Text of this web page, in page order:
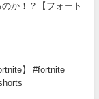
か！？【フォート
】 #fortnite